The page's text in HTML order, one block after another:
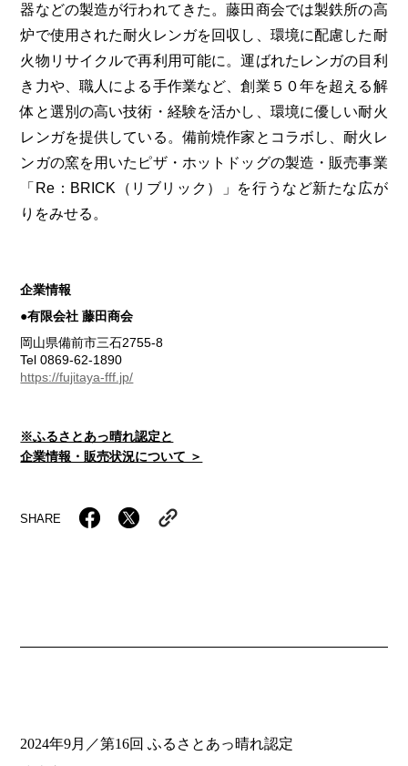
器などの製造が行われてきた。藤田商会では製鉄所の高
炉で使用された耐火レンガを回収し、環境に配慮した耐
火物リサイクルで再利用可能に。運ばれたレンガの目利
き力や、職人による手作業など、創業５０年を超える解
体と選別の高い技術・経験を活かし、環境に優しい耐火
レンガを提供している。備前焼作家とコラボし、耐火レ
ンガの窯を用いたピザ・ホットドッグの製造・販売事業
「Re：BRICK（リブリック）」を行うなど新たな広が
りをみせる。
企業情報
●有限会社 藤田商会
岡山県備前市三石2755-8
Tel 0869-62-1890
https://fujitaya-fff.jp/
※ふるさとあっ晴れ認定と
企業情報・販売状況について ＞
SHARE
2024年9月／第16回 ふるさとあっ晴れ認定